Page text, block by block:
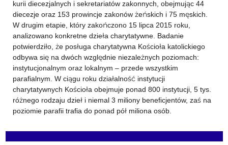
kurii diecezjalnych i sekretariatów zakonnych, obejmując 44
diecezje oraz 153 prowincje zakonów żeńskich i 75 męskich.
W drugim etapie, który zakończono 15 lipca 2015 roku,
analizowano konkretne dzieła charytatywne. Badanie
potwierdziło, że posługa charytatywna Kościoła katolickiego
odbywa się na dwóch względnie niezależnych poziomach:
instytucjonalnym oraz lokalnym – przede wszystkim
parafialnym. W ciągu roku działalność instytucji
charytatywnych Kościoła obejmuje ponad 800 instytucji, 5 tys.
różnego rodzaju dzieł i niemal 3 miliony beneficjentów, zaś na
poziomie parafii trafia do ponad pół miliona osób.